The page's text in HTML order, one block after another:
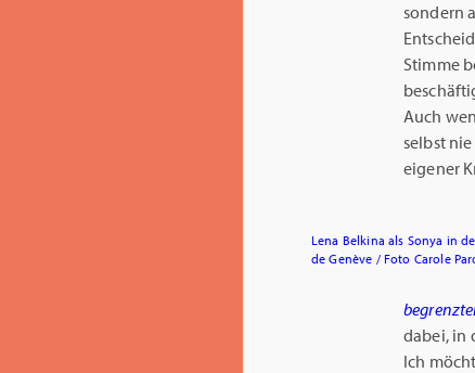
sondern
Stimme
Auch
selbst
eigener
Lena Belkina als Sonya in
de Genève / Foto Carole
dabei, in
Ich